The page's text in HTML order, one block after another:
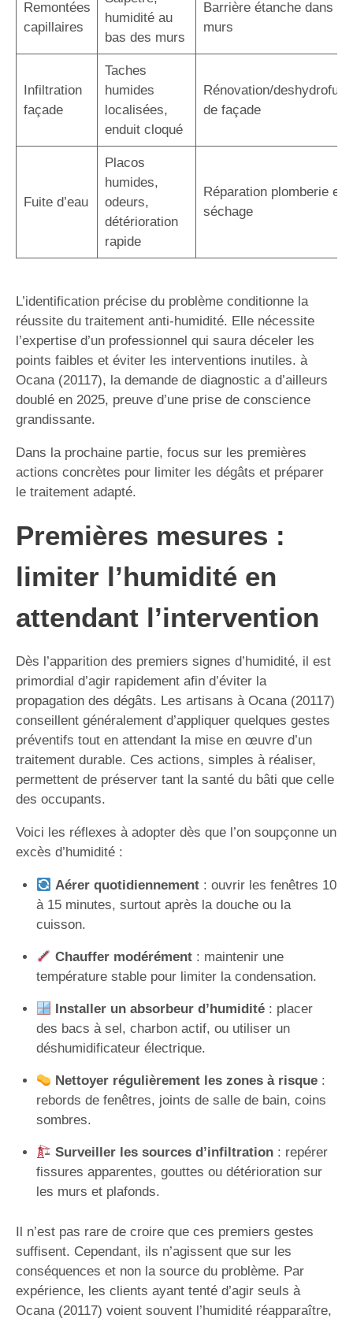
Remontées
capillaires
humidité au
bas des murs
Barrière étanche dans
murs
Infiltration
façade
Taches
humides
localisées,
enduit cloqué
Rénovation/
de façade
Fuite d’eau
Placos
humides,
odeurs,
détérioration
rapide
Réparation plomberie et
séchage
L’identification précise du problème conditionne la
réussite du traitement anti-humidité. Elle nécessite
l’expertise d’un professionnel qui saura déceler les
points faibles et éviter les interventions inutiles. à
Ocana (20117), la demande de diagnostic a d’ailleurs
doublé en 2025, preuve d’une prise de conscience
grandissante.
Dans la prochaine partie, focus sur les premières
actions concrètes pour limiter les dégâts et préparer
le traitement adapté.
Premières mesures :
limiter l’humidité en
attendant l’intervention
Dès l’apparition des premiers signes d’humidité, il est
primordial d’agir rapidement afin d’éviter la
propagation des dégâts. Les artisans à Ocana (20117)
conseillent généralement d’appliquer quelques gestes
préventifs tout en attendant la mise en œuvre d’un
traitement durable. Ces actions, simples à réaliser,
permettent de préserver tant la santé du bâti que celle
des occupants.
Voici les réflexes à adopter dès que l’on soupçonne un
excès d’humidité :
Aérer quotidiennement: ouvrir les fenêtres 10
à 15 minutes, surtout après la douche ou la
cuisson.
Chauffer modérément: maintenir une
température stable pour limiter la condensation.
Installer un absorbeur d’humidité: placer
des bacs à sel, charbon actif, ou utiliser un
déshumidificateur électrique.
Nettoyer régulièrement les zones à risque:
rebords de fenêtres, joints de salle de bain, coins
sombres.
Surveiller les sources d’infiltration: repérer
fissures apparentes, gouttes ou détérioration sur
les murs et plafonds.
Il n’est pas rare de croire que ces premiers gestes
suffisent. Cependant, ils n’agissent que sur les
conséquences et non la source du problème. Par
expérience, les clients ayant tenté d’agir seuls à
Ocana (20117) voient souvent l’humidité réapparaître,